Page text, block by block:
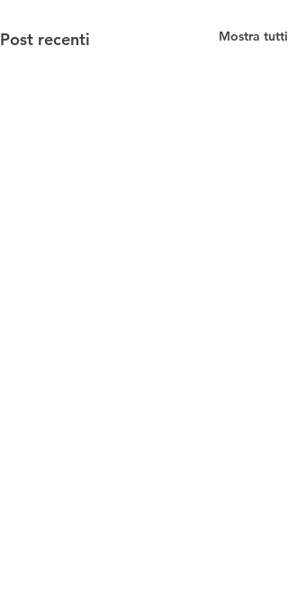
Post recenti Mostra tutti